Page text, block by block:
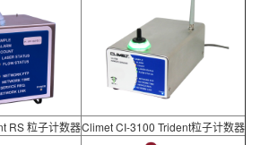
RS 粒子计数器Climet CI-3100 Trident粒子计数器